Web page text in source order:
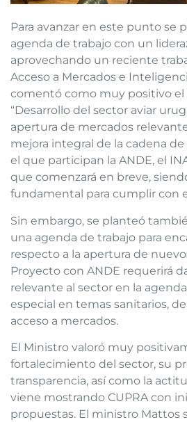
Para avanzar en este punto se
agenda de trabajo con un
aprovechando un reciente
Acceso a Mercados e
comentó como muy positivo el
“Desarrollo del sector aviar
apertura de mercados
mejora integral de la cadena
el que participan la ANDE, el
que comenzará en breve,
fundamental para cumplir con
Sin embargo, se planteó
una agenda de trabajo para
respecto a la apertura de
Proyecto con ANDE requerirá
relevante al sector en la
especial en temas sanitarios,
acceso a mercados.
El Ministro valoró muy
fortalecimiento del sector, su
transparencia, así como la
viene mostrando CUPRA con
propuestas. El ministro Mattos